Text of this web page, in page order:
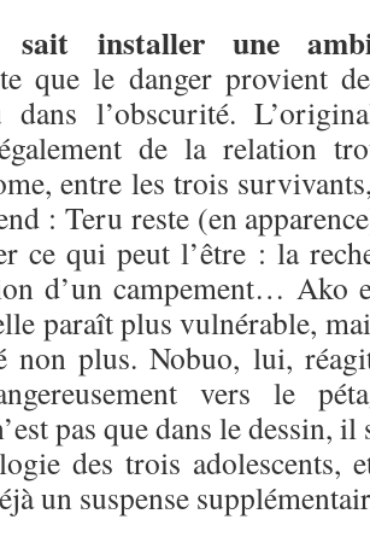
sait installer une
que le danger provient
dans l’obscurité.
de la relation
entre les trois
: Teru reste (en
ce qui peut l’être : la
d’un campement… Ako
paraît plus vulnérable,
non plus. Nobuo, lui,
vers le
pas que dans le dessin, il
des trois adolescents,
un suspense